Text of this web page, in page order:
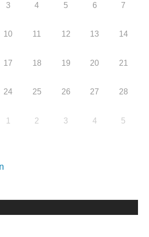
3 4 5 6 7
10 11 12 13 14
17 18 19 20 21
24 25 26 27 28
1 2 3 4 5